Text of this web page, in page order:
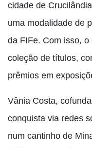
cidade de
uma modalidade de
da FIFe. Com isso,
coleção de títulos,
prêmios em
Vânia Costa,
conquista via redes
num cantinho de